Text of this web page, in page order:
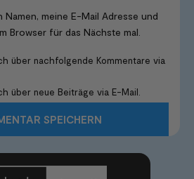
Namen, meine E-Mail Adresse und
Browser für das Nächste mal.
über nachfolgende Kommentare via
über neue Beiträge via E-Mail.